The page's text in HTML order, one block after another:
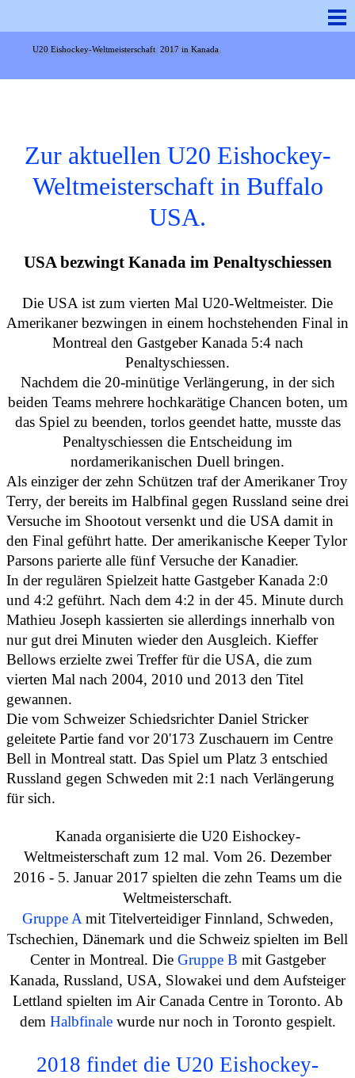
U20 Eishockey-Weltmeisterschaft  2017 in Kanada
Zur aktuellen U20 Eishockey-
Weltmeisterschaft in Buffalo
USA.
USA bezwingt Kanada im Penaltyschiessen
Die USA ist zum vierten Mal U20-Weltmeister. Die
Amerikaner bezwingen in einem hochstehenden Final in
Montreal den Gastgeber Kanada 5:4 nach
Penaltyschiessen.
Nachdem die 20-minütige Verlängerung, in der sich
beiden Teams mehrere hochkarätige Chancen boten, um
das Spiel zu beenden, torlos geendet hatte, musste das
Penaltyschiessen die Entscheidung im
nordamerikanischen Duell bringen.
Als einziger der zehn Schützen traf der Amerikaner Troy
Terry, der bereits im Halbfinal gegen Russland seine drei
Versuche im Shootout versenkt und die USA damit in
den Final geführt hatte. Der amerikanische Keeper Tylor
Parsons parierte alle fünf Versuche der Kanadier.
In der regulären Spielzeit hatte Gastgeber Kanada 2:0
und 4:2 geführt. Nach dem 4:2 in der 45. Minute durch
Mathieu Joseph kassierten sie allerdings innerhalb von
nur gut drei Minuten wieder den Ausgleich. Kieffer
Bellows erzielte zwei Treffer für die USA, die zum
vierten Mal nach 2004, 2010 und 2013 den Titel
gewannen.
Die vom Schweizer Schiedsrichter Daniel Stricker
geleitete Partie fand vor 20'173 Zuschauern im Centre
Bell in Montreal statt. Das Spiel um Platz 3 entschied
Russland gegen Schweden mit 2:1 nach Verlängerung
für sich.
Kanada organisierte die U20 Eishockey-
Weltmeisterschaft zum 12 mal. Vom 26. Dezember
2016 - 5. Januar 2017 spielten die zehn Teams um die
Weltmeisterschaft.
Gruppe A mit Titelverteidiger Finnland, Schweden,
Tschechien, Dänemark und die Schweiz spielten im Bell
Center in Montreal. Die Gruppe B mit Gastgeber
Kanada, Russland, USA, Slowakei und dem Aufsteiger
Lettland spielten im Air Canada Centre in Toronto. Ab
dem Halbfinalewurde nur noch in Toronto gespielt.
2018 findet die U20 Eishockey-